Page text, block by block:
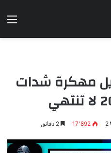
مهكرة شدات
2 17٬892